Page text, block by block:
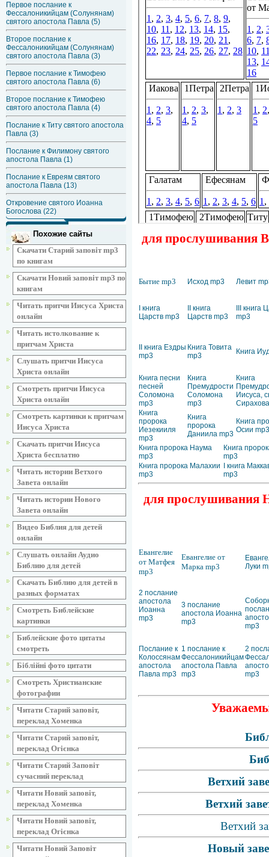
Первое послание к
Фессалоникийцам (Солунянам)
святого апостола Павла (5)
Второе послание к
Фессалоникийцам (Солунянам)
святого апостола Павла (3)
Первое послание к Тимофею
святого апостола Павла (6)
Второе послание к Тимофею
святого апостола Павла (4)
Послание к Титу святого апостола
Павла (3)
Послание к Филимону святого
апостола Павла (1)
Послание к Евреям святого
апостола Павла (13)
Откровение святого Иоанна
Богослова (22)
Похожие сайты
Скачати Старий заповіт mp3
по книгам
Скачати Новий заповіт mp3 по
книгам
Читать притчи Иисуса Христа
онлайн
Читать истолкование к
притчам Христа
Слушать притчи Иисуса
Христа онлайн
Смотреть притчи Иисуса
Христа онлайн
Смотреть картинки к притчам
Иисуса Христа
Скачать притчи Иисуса
Христа бесплатно
Читать истории Ветхого
Завета онлайн
Читать истории Нового
Завета онлайн
Видео Библия для детей
онлайн
Слушать онлайн Аудио
Библию для детей
Скачать Библию для детей в
разных форматах
Смотреть Библейские
картинки
Библейские фото цитаты
смотреть
Біблійні фото цитати
Смотреть Христианские
фотографии
Читати Старий заповіт,
переклад Хоменка
Читати Старий заповіт,
переклад Огієнка
Читати Старий Заповіт
сучасний переклад
Читати Новий заповіт,
переклад Хоменка
Читати Новий заповіт,
переклад Огієнка
Читати Новий Заповіт
для прослушивания
Бытие mp3 Исход mp3 Левит
I книга
Царств mp3
II книга
Царств mp3
III книга
mp3
II книга Ездры
mp3
Книга Товита
mp3
Книга
Книга песни
песней
Соломона
mp3
Книга
Премудрости
Соломона
mp3
Книга
Иисуса,
Книга
пророка
Иезекииля
mp3
Книга
пророка
Даниила mp3
Книга
Осии mp3
Книга пророка Наума
mp3
Книга
mp3
Книга пророка Малахии
mp3
I книга
mp3
для прослушивания
Евангелие
от Матфея
mp3
Евангелие от
Марка mp3
Луки
2 послание
апостола
Иоанна
mp3
3 послание
апостола Иоанна
mp3
mp3
Послание к
Колоссянам
апостола
Павла mp3
1 послание к
Фессалоникийцам
апостола Павла
mp3
2
mp3
Ветхий
Ветхий
Ветхий
Новый